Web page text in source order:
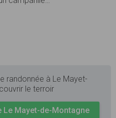
randonnée à Le Mayet-
le terroir
Le Mayet-de-Montagne